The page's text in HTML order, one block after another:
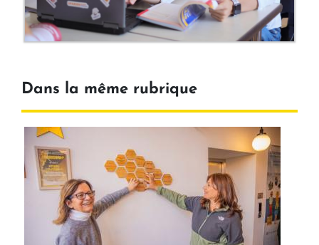
Dans la même rubrique